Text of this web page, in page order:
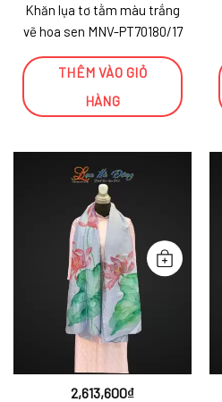
Khăn lụa tơ tằm màu trắng
vẽ hoa sen MNV-PT70180/17
THÊM VÀO GIỎ
HÀNG
2,613,600₫